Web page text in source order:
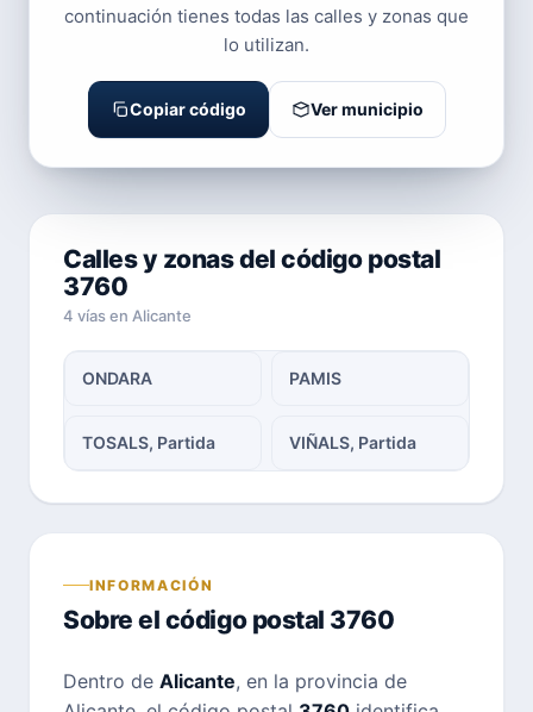
continuación tienes todas las calles y zonas que
lo utilizan.
Copiar código Ver municipio
Calles y zonas del código postal
3760
4 vías en Alicante
ONDARA PAMIS
TOSALS, Partida VIÑALS, Partida
INFORMACIÓN
Sobre el código postal 3760
Dentro de Alicante, en la provincia de